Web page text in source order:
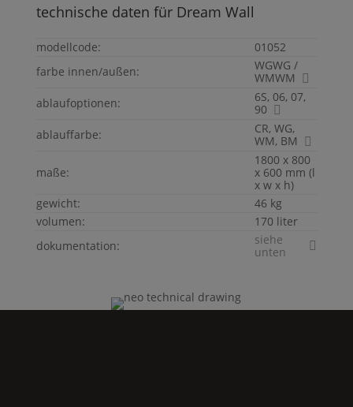
technische daten für Dream Wall
modellcode:
01052
farbe innen/außen:
WGWG /
WMWM
ablaufoptionen:
6S, 06, 07,
90
ablauffarbe:
CR, WG,
WM, BM
maße:
1800 x 800
x 600 mm (l
x w x h)
gewicht:
46 kg
volumen:
170 liter
dokumentation:
siehe
unten